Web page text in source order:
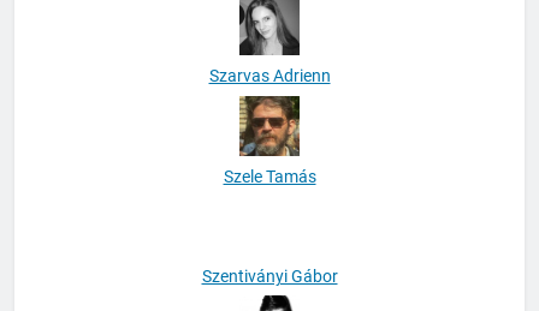
Szarvas Adrienn
Szele Tamás